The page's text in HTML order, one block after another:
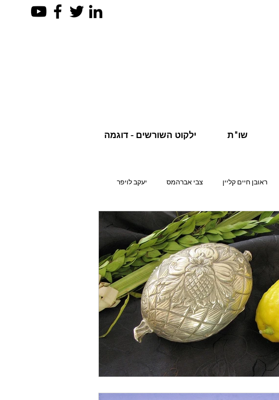
שו"ת ילקוט השורשים - דוגמה
ראובן חיים קליין צבי אברהמס יעקב לויפר